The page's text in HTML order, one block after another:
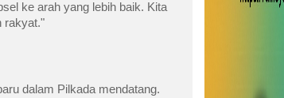
ke arah yang lebih baik. Kita
rakyat."
dalam Pilkada mendatang.